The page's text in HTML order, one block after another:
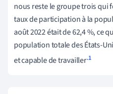
nous reste le groupe trois qui
taux de participation à la
août 2022 était de 62,4 %, ce
population totale des États-
et capable de travailler.1